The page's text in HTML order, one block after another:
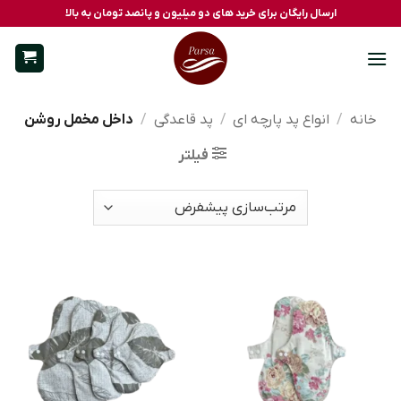
to
content
ارسال رایگان برای خرید های دو میلیون و پانصد تومان به بالا
خانه / انواع پد پارچه ای / پد قاعدگی / داخل مخمل روشن
فیلتر